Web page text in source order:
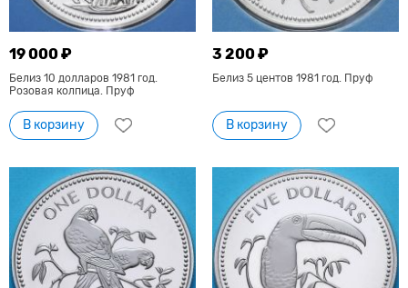
19 000 ₽
Белиз 10 долларов 1981 год.
Розовая колпица. Пруф
В корзину
3 200 ₽
Белиз 5 центов 1981 год. Пруф
В корзину